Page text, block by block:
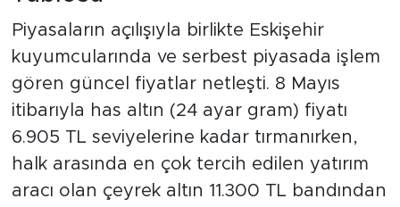
Piyasaların açılışıyla birlikte Eskişehir
kuyumcularında ve serbest piyasada işlem
gören güncel fiyatlar netleşti. 8 Mayıs
itibarıyla has altın (24 ayar gram) fiyatı
6.905 TL seviyelerine kadar tırmanırken,
halk arasında en çok tercih edilen yatırım
aracı olan çeyrek altın 11.300 TL bandından